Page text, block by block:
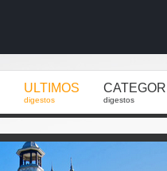
ULTIMOS
digestos digestos